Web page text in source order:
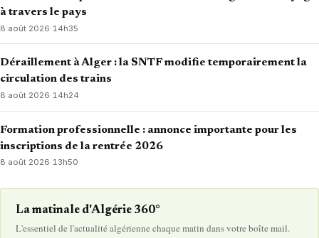
à travers le pays
8 août 2026· 14h35
Déraillement à Alger : la SNTF modifie temporairement la
circulation des trains
8 août 2026·14h24
Formation professionnelle : annonce importante pour les
inscriptions de la rentrée 2026
8 août 2026·13h50
La matinale d'Algérie 360°
L'essentiel de l'actualité algérienne chaque matin dans votre boîte mail.